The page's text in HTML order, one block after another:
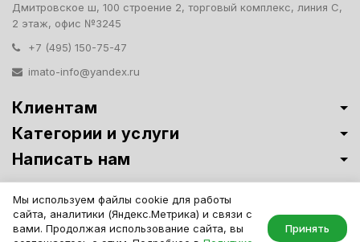
Дмитровское ш, 100 строение 2, торговый комплекс, линия С,
2 этаж, офис №3245
+7 (495) 150-75-47
imato-info@yandex.ru
Клиентам
Категории и услуги
Написать нам
Витрины премиум-класса ИМАТО
Политика обработки персональных
данных
IMATO. Интернет Магазин Торговой И Офисной Мебели. ООО "ИМАТО",
ИНН 7717506114 КПП 771701001, ОГРН 1047796163799
Мы используем файлы cookie для работы
сайта, аналитики (Яндекс.Метрика) и связи с
вами. Продолжая использование сайта, вы
Принять